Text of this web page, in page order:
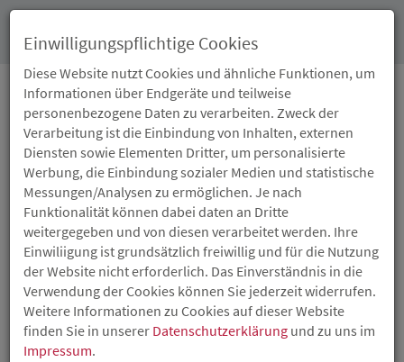
12.03.2019
ISB BETEILIGT SICH AN
DRAINT AUS
VALLENDAR
Investition in „modernste Kunstgalerie der Welt“
Schon Karl Valentin wusste: „Kunst ist schön, macht aber
viel Arbeit“. So müssen freie Kunstschaffende bis heute
einen nicht unerheblichen Teil ihrer Zeit und Energie in
Einwilligungspflichtige Cookies
Diese Website nutzt Cookies und ähnliche Funktionen, um
Informationen über Endgeräte und teilweise
personenbezogene Daten zu verarbeiten. Zweck der
Verarbeitung ist die Einbindung von Inhalten, externen
Diensten sowie Elementen Dritter, um personalisierte
Werbung, die Einbindung sozialer Medien und statistische
Messungen/Analysen zu ermöglichen. Je nach
Funktionalität können dabei daten an Dritte
weitergegeben und von diesen verarbeitet werden. Ihre
Einwiliigung ist grundsätzlich freiwillig und für die Nutzung
der Website nicht erforderlich. Das Einverständnis in die
Verwendung der Cookies können Sie jederzeit widerrufen.
Weitere Informationen zu Cookies auf dieser Website
finden Sie in unserer Datenschutzerklärung und zu uns im
Impressum.